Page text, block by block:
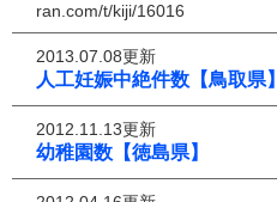
ran.com/t/kiji/16016
2013.07.08更新
人工妊娠中絶件数【鳥取県】
2012.11.13更新
幼稚園数【徳島県】